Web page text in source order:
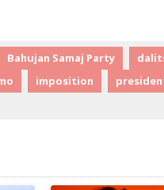
Bahujan Samaj Party
imposition